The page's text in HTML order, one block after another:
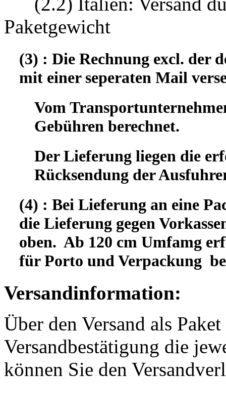
Paketgewicht
(3) : Die Rechnung excl. der
mit einer seperaten Mail
Vom
Gebühren berechnet.
Der Lieferung liegen die
Rücksendung der
(4) : Bei Lieferung an eine
die Lieferung gegen
oben. Ab 120 cm Umfamg
für Porto und Verpackung
Versandinformation:
Über den Versand als
Versandbestätigung die
können Sie den